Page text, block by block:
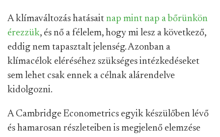
A klímaváltozás hatásait nap mint nap a bőrünkön
érezzük, és nő a félelem, hogy mi lesz a következő,
eddig nem tapasztalt jelenség. Azonban a
klímacélok eléréséhez szükséges intézkedéseket
sem lehet csak ennek a célnak alárendelve
kidolgozni.
A Cambridge Econometrics egyik készülőben lévő
és hamarosan részleteiben is megjelenő elemzése